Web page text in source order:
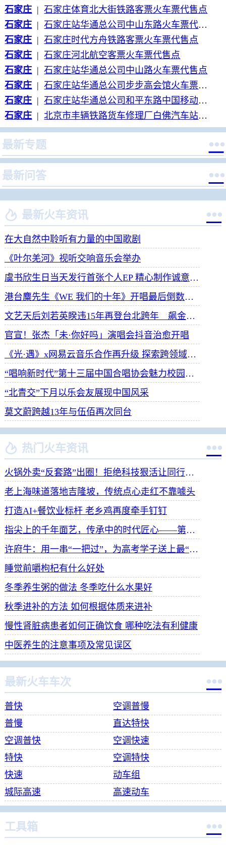
石家庄 | 石家庄体育北大街铁路客票火车票代售点
石家庄 | 石家庄站华通总公司中山东路火车票代售点
石家庄 | 石家庄时代方舟铁路客票火车票代售点
石家庄 | 石家庄河北航空客票火车票代售点
石家庄 | 石家庄站华通总公司中山路火车票代售点
石家庄 | 石家庄站华通总公司步步高会馆火车票代售点
石家庄 | 石家庄站华通总公司和平东路中国移动火车票代售点
石家庄 | 北京市丰辆铁路货车修理厂白佛汽车站火车票代售点
最新专题 
最新问答 
 最新火车资讯 
在大自然中聆听有力量的中国歌剧
《叶尔羌河》视听交响音乐会举办
虞书欣生日当天发行首张个人EP 精心制作诚意满满
港台麋先生《WE 我们的十年》开唱最后倒数 惊喜释出10周年纪念单曲宠粉
文艺天后刘若英睽违15年再登台北跨年 飙金嗓演唱经典招牌歌掀回忆杀
官宣！张杰「未·你好吗」演唱会抖音治愈开唱
《光·遇》x网易云音乐合作再升级 探索跨领域社交新体验
“唱响新时代”第十三届中国合唱协会魅力校园合唱展演开幕
“北青交”下月以乐会友展现中国风采
莫文蔚跨越13年与伍佰再次同台
 热门火车资讯 
火锅外卖“反套路”出圈！拒绝科技狠活让同行颤抖
老上海味道落地吉隆坡，传统点心走红不靠噱头
打造AI+餐饮业标杆 老乡鸡再度牵手钉钉
指尖上的千年面艺，传承中的时代匠心——第八届“安琪酵母杯”中华发酵面食大赛武汉赛区开赛
许府牛：用一串“一把过”，为高考学子送上最“牛”祝福
睡觉前嚼枸杞有什么好处
冬季养生粥的做法 冬季吃什么水果好
秋季进补的方法 如何根据体质来进补
慢性肾脏病患者如何正确饮食 哪种吃法有利健康
中医养生的注意事项及常见误区
最新火车车次 
普快
空调普慢
普慢
直达特快
空调普快
空调快速
特快
空调特快
快速
动车组
城际高速
高速动车
工具箱 